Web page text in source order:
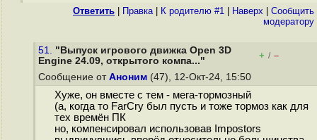
Ответить Правка| К родителю #1 Наверх
Cообщить
модератору
51. "Выпуск игрового движка Open 3D
Engine 24.09, открытого компа..."
+ / –
Сообщение от Аноним (47), 12-Окт-24, 15:50
Хуже, он вместе с тем - мега-тормозный
(а, когда то FarCry был пусть и тоже тормоз как для
тех времён ПК
но, компенсировал использовав Impostors